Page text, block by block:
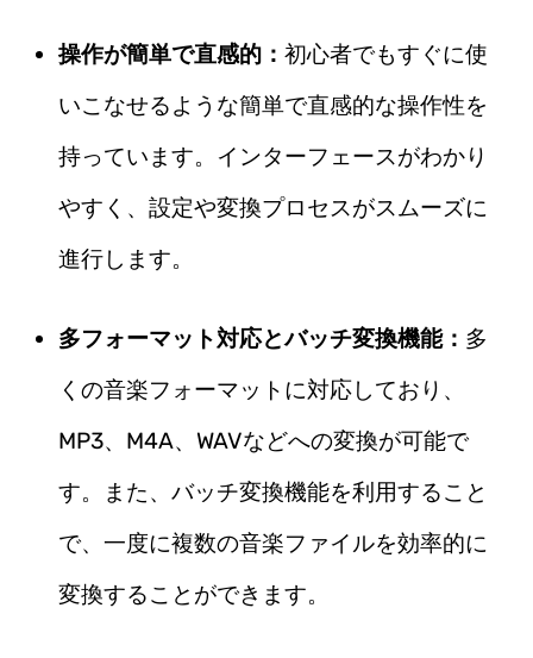
操作が簡単で直感的：初心者でもすぐに使
いこなせるような簡単で直感的な操作性を
持っています。インターフェースがわかり
やすく、設定や変換プロセスがスムーズに
進行します。
多フォーマット対応とバッチ変換機能： 多
くの音楽フォーマットに対応しており、
MP3、M4A、WAVなどへの変換が可能で
す。また、バッチ変換機能を利用すること
で、一度に複数の音楽ファイルを効率的に
変換することができます。